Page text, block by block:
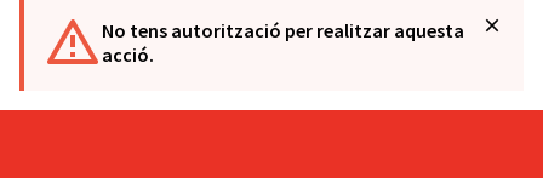
No tens autorització per realitzar aquesta
acció.